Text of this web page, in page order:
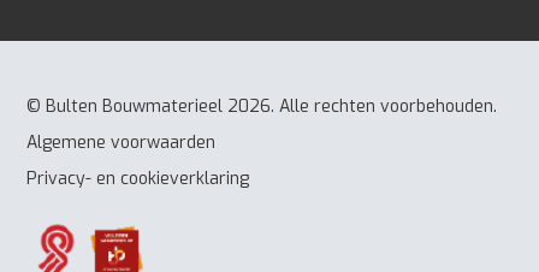
© Bulten Bouwmaterieel 2026. Alle rechten voorbehouden.
Algemene voorwaarden
Privacy- en cookieverklaring